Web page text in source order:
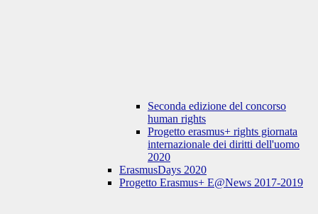
Seconda edizione del concorso
human rights
Progetto erasmus+ rights giornata
internazionale dei diritti dell'uomo
2020
ErasmusDays 2020
Progetto Erasmus+ E@News 2017-2019